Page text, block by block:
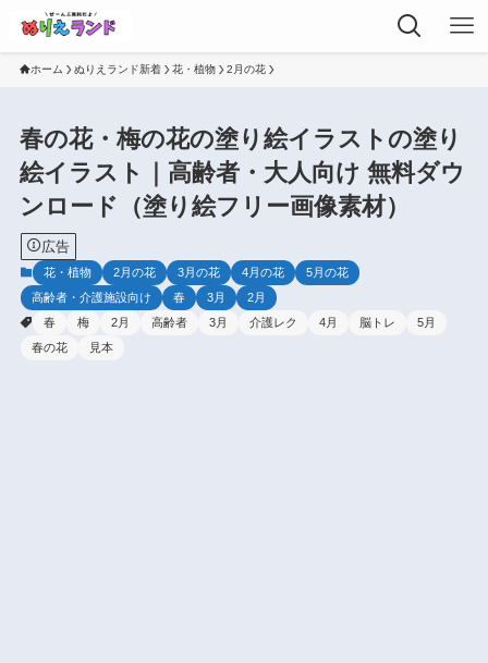
ホーム ぬりえランド新着 花・植物 2月の花
春の花・梅の花の塗り絵イラストの塗り
絵イラスト｜高齢者・大人向け 無料ダウ
ンロード（塗り絵フリー画像素材）
広告
花・植物 2月の花 3月の花 4月の花
5月の花
高齢者・介護施設向け
春 3月
2月
春
梅 2月 高齢者 3月 介護レク 4月 脳トレ
5月
春の花
見本